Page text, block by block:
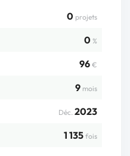
0 projets
0 %
96 €
9 mois
Déc. 2023
1 135 fois